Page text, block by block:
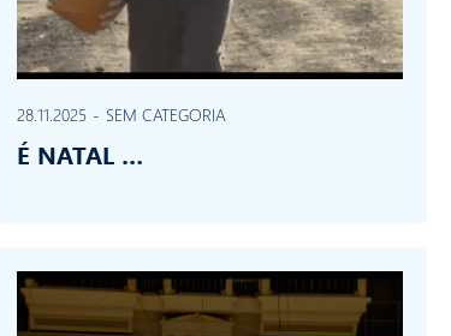
28.11.2025 - SEM CATEGORIA
É NATAL …